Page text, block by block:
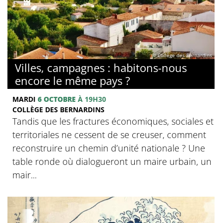
© Collège des Bernardins
Villes, campagnes : habitons-nous
encore le même pays ?
MARDI 6 OCTOBRE À 19H30
COLLÈGE DES BERNARDINS
Tandis que les fractures économiques, sociales et
territoriales ne cessent de se creuser, comment
reconstruire un chemin d’unité nationale ? Une
table ronde où dialogueront un maire urbain, un
mair...